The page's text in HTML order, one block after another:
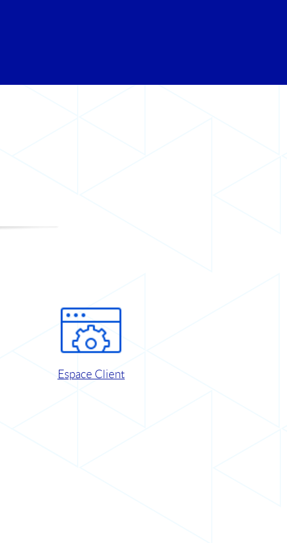
Espace Client